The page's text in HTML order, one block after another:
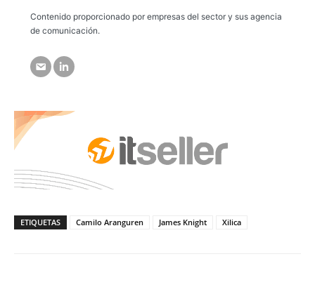
Contenido proporcionado por empresas del sector y sus agencia
de comunicación.
ETIQUETAS Camilo Aranguren James Knight Xilica